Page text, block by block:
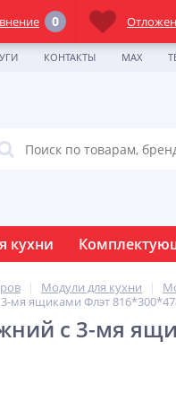
КОНТАКТЫ MAX
кухни
Модули для кухни
мя ящиками Флэт
с 3-мя
0